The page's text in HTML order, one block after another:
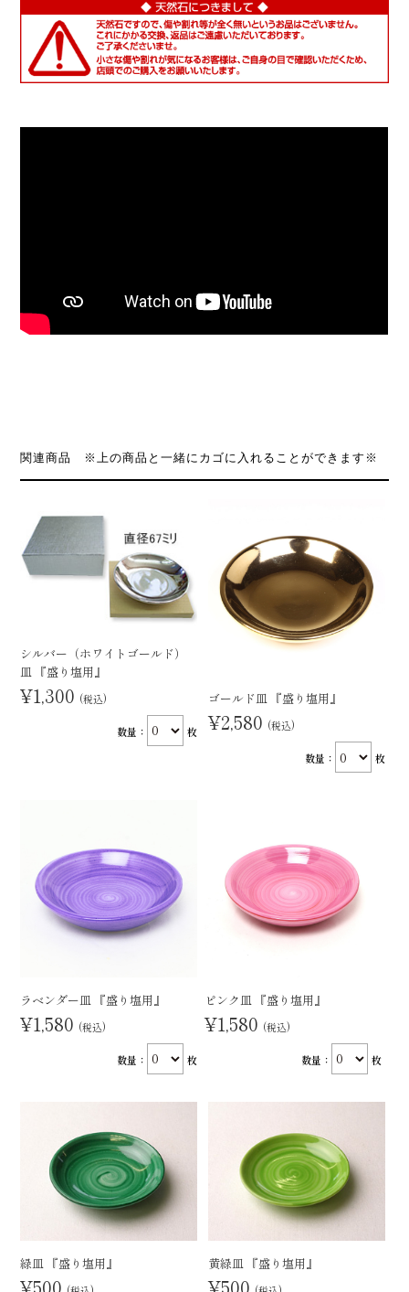
関連商品 ※上の商品と一緒にカゴに入れることができます※
シルバー（ホワイトゴールド）
皿 『盛り塩用』
¥1,300 (税込)
数量： 枚
ゴールド皿 『盛り塩用』
¥2,580 (税込)
数量： 枚
ラベンダー皿 『盛り塩用』
¥1,580 (税込)
数量： 枚
ピンク皿 『盛り塩用』
¥1,580 (税込)
数量： 枚
緑皿 『盛り塩用』 黄緑皿 『盛り塩用』